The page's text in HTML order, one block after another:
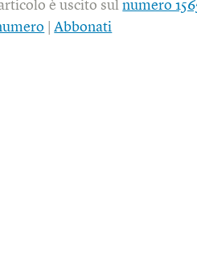
è uscito sulnumero
|Abbonati